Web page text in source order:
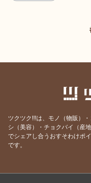
ツクツク!!!は、モノ（物販）
シ（美容）・チョクバイ（産
でシェアし合うおすそわけポ
です。